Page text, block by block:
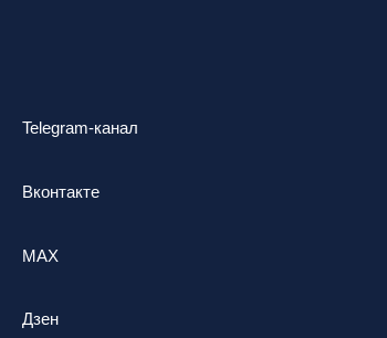
Telegram-канал
Вконтакте
MAX
Дзен